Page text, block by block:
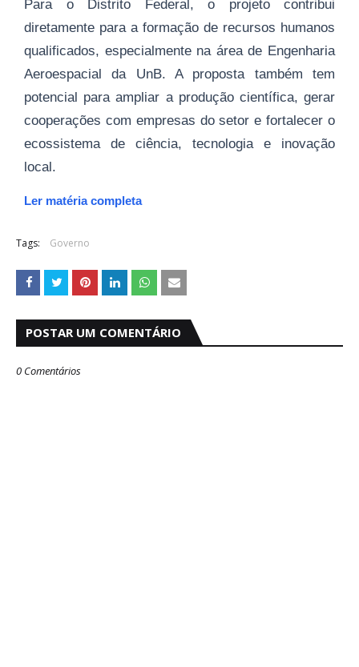
Para o Distrito Federal, o projeto contribui
diretamente para a formação de recursos humanos
qualificados, especialmente na área de Engenharia
Aeroespacial da UnB. A proposta também tem
potencial para ampliar a produção científica, gerar
cooperações com empresas do setor e fortalecer o
ecossistema de ciência, tecnologia e inovação
local.
Ler matéria completa
Tags: Governo
POSTAR UM COMENTÁRIO
0 Comentários